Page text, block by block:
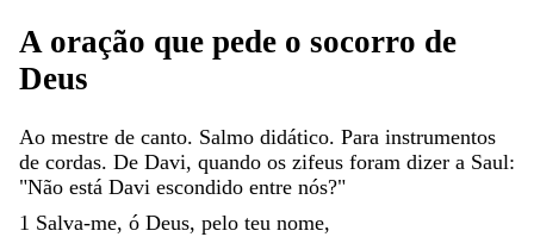
A oração que pede o socorro de
Deus
Ao mestre de canto. Salmo didático. Para instrumentos
de cordas. De Davi, quando os zifeus foram dizer a Saul:
"Não está Davi escondido entre nós?"
1 Salva-me, ó Deus, pelo teu nome,